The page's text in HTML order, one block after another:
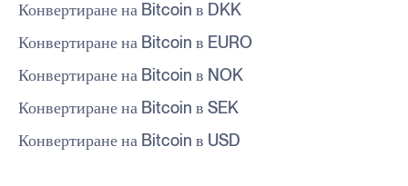
Конвертиране на Bitcoin в DKK
Конвертиране на Bitcoin в EURO
Конвертиране на Bitcoin в NOK
Конвертиране на Bitcoin в SEK
Конвертиране на Bitcoin в USD